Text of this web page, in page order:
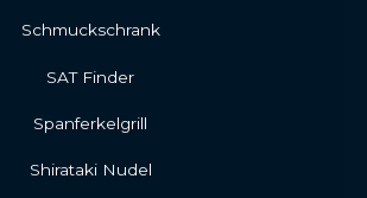
Schmuckschrank
SAT Finder
Spanferkelgrill
Shirataki Nudel